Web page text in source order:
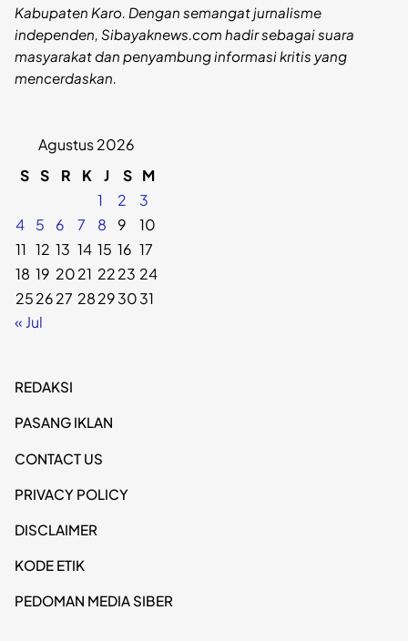
Kabupaten Karo. Dengan semangat jurnalisme
independen, Sibayaknews.com hadir sebagai suara
masyarakat dan penyambung informasi kritis yang
mencerdaskan.
Agustus 2026
S S R K J S M
1
2
3
4
5 6 7 8 9
10
11 12 13 14 15 16 17
18 19 2021 2223 24
252627 28293031
« Jul
REDAKSI
PASANG IKLAN
CONTACT US
PRIVACY POLICY
DISCLAIMER
KODE ETIK
PEDOMAN MEDIA SIBER